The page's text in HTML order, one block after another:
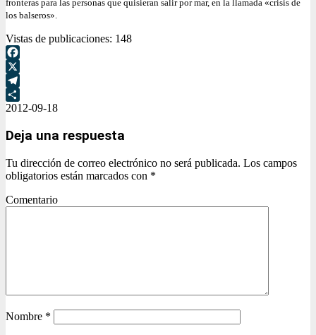
fronteras para las personas que quisieran salir por mar, en la llamada «crisis de
los balseros».
Vistas de publicaciones: 148
Facebook
X
Telegram
Compartir
2012-09-18
Deja una respuesta
Tu dirección de correo electrónico no será publicada. Los campos
obligatorios están marcados con *
Comentario
Nombre *